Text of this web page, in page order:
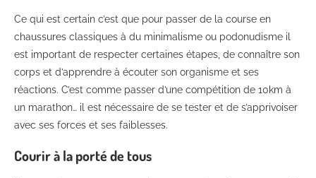
Ce qui est certain c’est que pour passer de la course en
chaussures classiques à du minimalisme ou podonudisme il
est important de respecter certaines étapes, de connaître son
corps et d’apprendre à écouter son organisme et ses
réactions. C’est comme passer d’une compétition de 10km à
un marathon… il est nécessaire de se tester et de s’apprivoiser
avec ses forces et ses faiblesses.
Courir à la porté de tous